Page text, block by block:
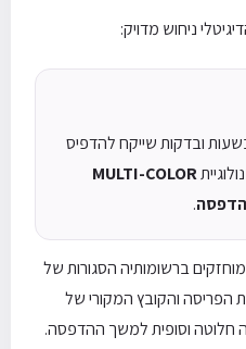
ניחוש מדויק:
ובדקות שייקח להדפיס
MULTI-COLOR
.
ברשומותיה הסגורות של
הפריסה והקובץ המקורי של